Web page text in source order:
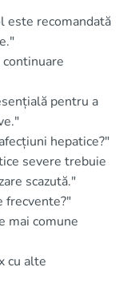
este recomandată
pentru a
hepatice?"
severe trebuie
scazută."
frecvente?"
mai comune
cu alte